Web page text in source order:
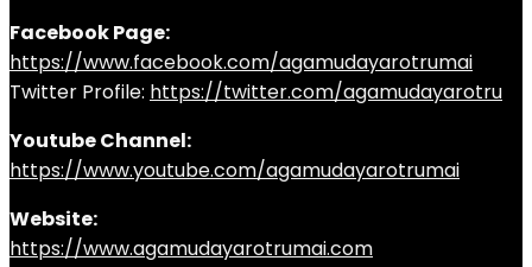
Facebook Page:
https://www.facebook.com/agamudayarotrumai
Twitter Profile: https://twitter.com/agamudayarotru
Youtube Channel:
https://www.youtube.com/agamudayarotrumai
Website:
https://www.agamudayarotrumai.com